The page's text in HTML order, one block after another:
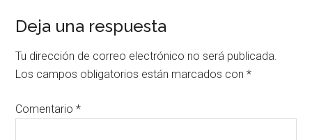
Interacciones
con
los
lectores
Deja una respuesta
Tu dirección de correo electrónico no será publicada.
Los campos obligatorios están marcados con*
Comentario*